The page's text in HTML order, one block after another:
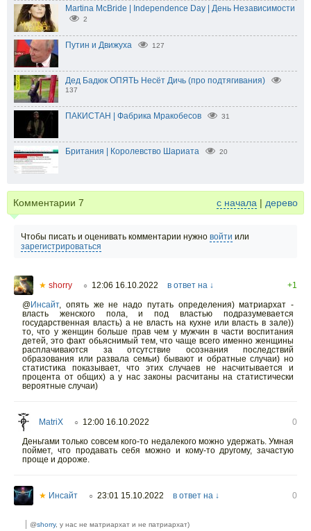
Martina McBride | Independence Day | День Независимости
2
Путин и Движуха 127
Дед Бадюк ОПЯТЬ Несёт Дичь (про подтягивания)
137
ПАКИСТАН | Фабрика Мракобесов 31
Британия | Королевство Шариата 20
Комментарии 7 с начала | дерево
Чтобы писать и оценивать комментарии нужно войти или
зарегистрироваться
★ shorry ○ 12:06 16.10.2022 в ответ на ↓
+1
@Инсайт, опять же не надо путать определения) матриархат -
власть женского пола, и под властью подразумевается
государственная власть) а не власть на кухне или власть в зале))
то, что у женщин больше прав чем у мужчин в части воспитания
детей, это факт обьяснимый тем, что чаще всего именно женщины
расплачиваются за отсутствие осознания последствий
образования или развала семьи) бывают и обратные случаи) но
статистика показывает, что этих случаев не насчитывается и
процента от общих) а у нас законы расчитаны на статистически
вероятные случаи)
MatriX ○ 12:00 16.10.2022
0
Деньгами только совсем кого-то недалекого можно удержать. Умная
поймет, что продавать себя можно и кому-то другому, зачастую
проще и дороже.
★ Инсайт ○ 23:01 15.10.2022 в ответ на ↓ 0
@shorry, у нас не матриархат и не патриархат)